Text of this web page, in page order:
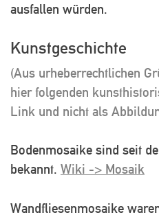
ausfallen würden.
Kunstgeschichte
(Aus urheberrechtlichen
hier folgenden
Link und nicht als
Bodenmosaike sind seit
bekannt. Wiki -> Mosaik
Wandfliesenmosaike